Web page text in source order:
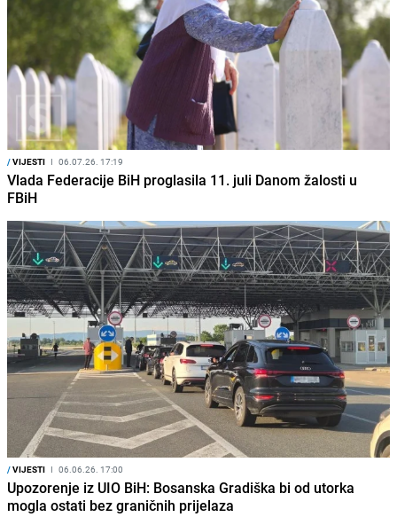
/VIJESTI I 06.07.26. 17:19
Vlada Federacije BiH proglasila 11. juli Danom žalosti u
FBiH
/VIJESTI I 06.06.26. 17:00
Upozorenje iz UIO BiH: Bosanska Gradiška bi od utorka
mogla ostati bez graničnih prijelaza